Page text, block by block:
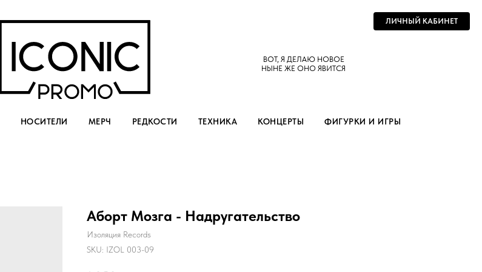
ВОТ, Я ДЕЛАЮ НОВОЕ
НЫНЕ ЖЕ ОНО ЯВИТСЯ
НОСИТЕЛИ МЕРЧ РЕДКОСТИ ТЕХНИКА КОНЦЕРТЫ ФИГУРКИ И ИГРЫ
ЛИЧНЫЙ КАБИНЕТ
Аборт Мозга - Надругательство
Изоляция Records
SKU: IZOL 003-09